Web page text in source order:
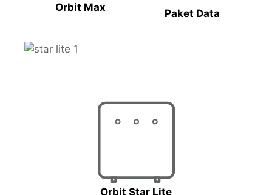
Orbit Max Paket Data
Orbit Star Lite